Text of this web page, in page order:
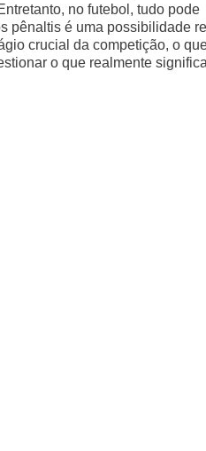
no futebol, tudo pode
pênaltis é uma possibilidade
crucial da competição, o
o que realmente